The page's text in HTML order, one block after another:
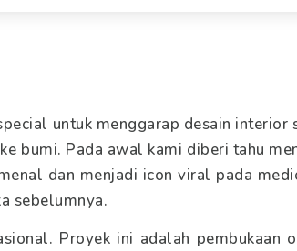
untuk menggarap desain
bumi. Pada awal kami diberi tahu
dan menjadi icon viral pada
sebelumnya.
Proyek ini adalah pembukaan